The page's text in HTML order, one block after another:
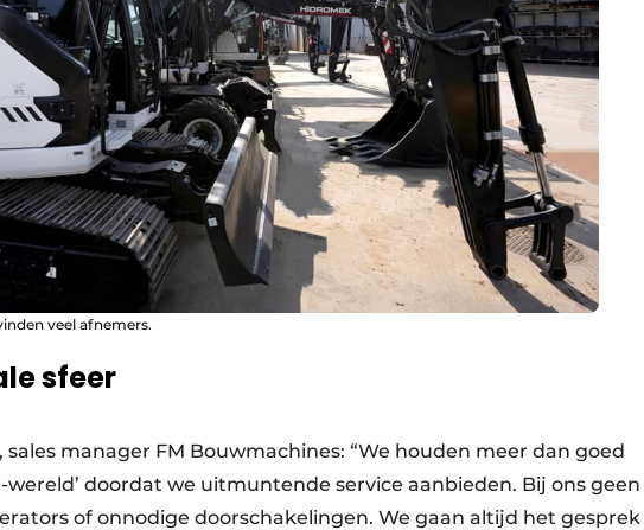
veel afnemers.
sfeer
manager FM Bouwmachines: “We houden meer dan goed
doordat we uitmuntende service aanbieden. Bij ons geen
of onnodige doorschakelingen. We gaan altijd het gesprek